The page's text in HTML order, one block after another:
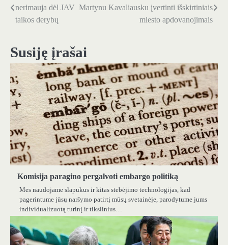
tarp
nerimauja dėl JAV
taikos derybų
Martynu Kavaliausku įvertinti išskirtiniais
miesto apdovanojimais
Susiję įrašai
Komisija paragino pergalvoti embargo politiką
Mes naudojame slapukus ir kitas stebėjimo technologijas, kad
pagerintume jūsų naršymo patirtį mūsų svetainėje, parodytume jums
individualizuotą turinį ir tikslinius…